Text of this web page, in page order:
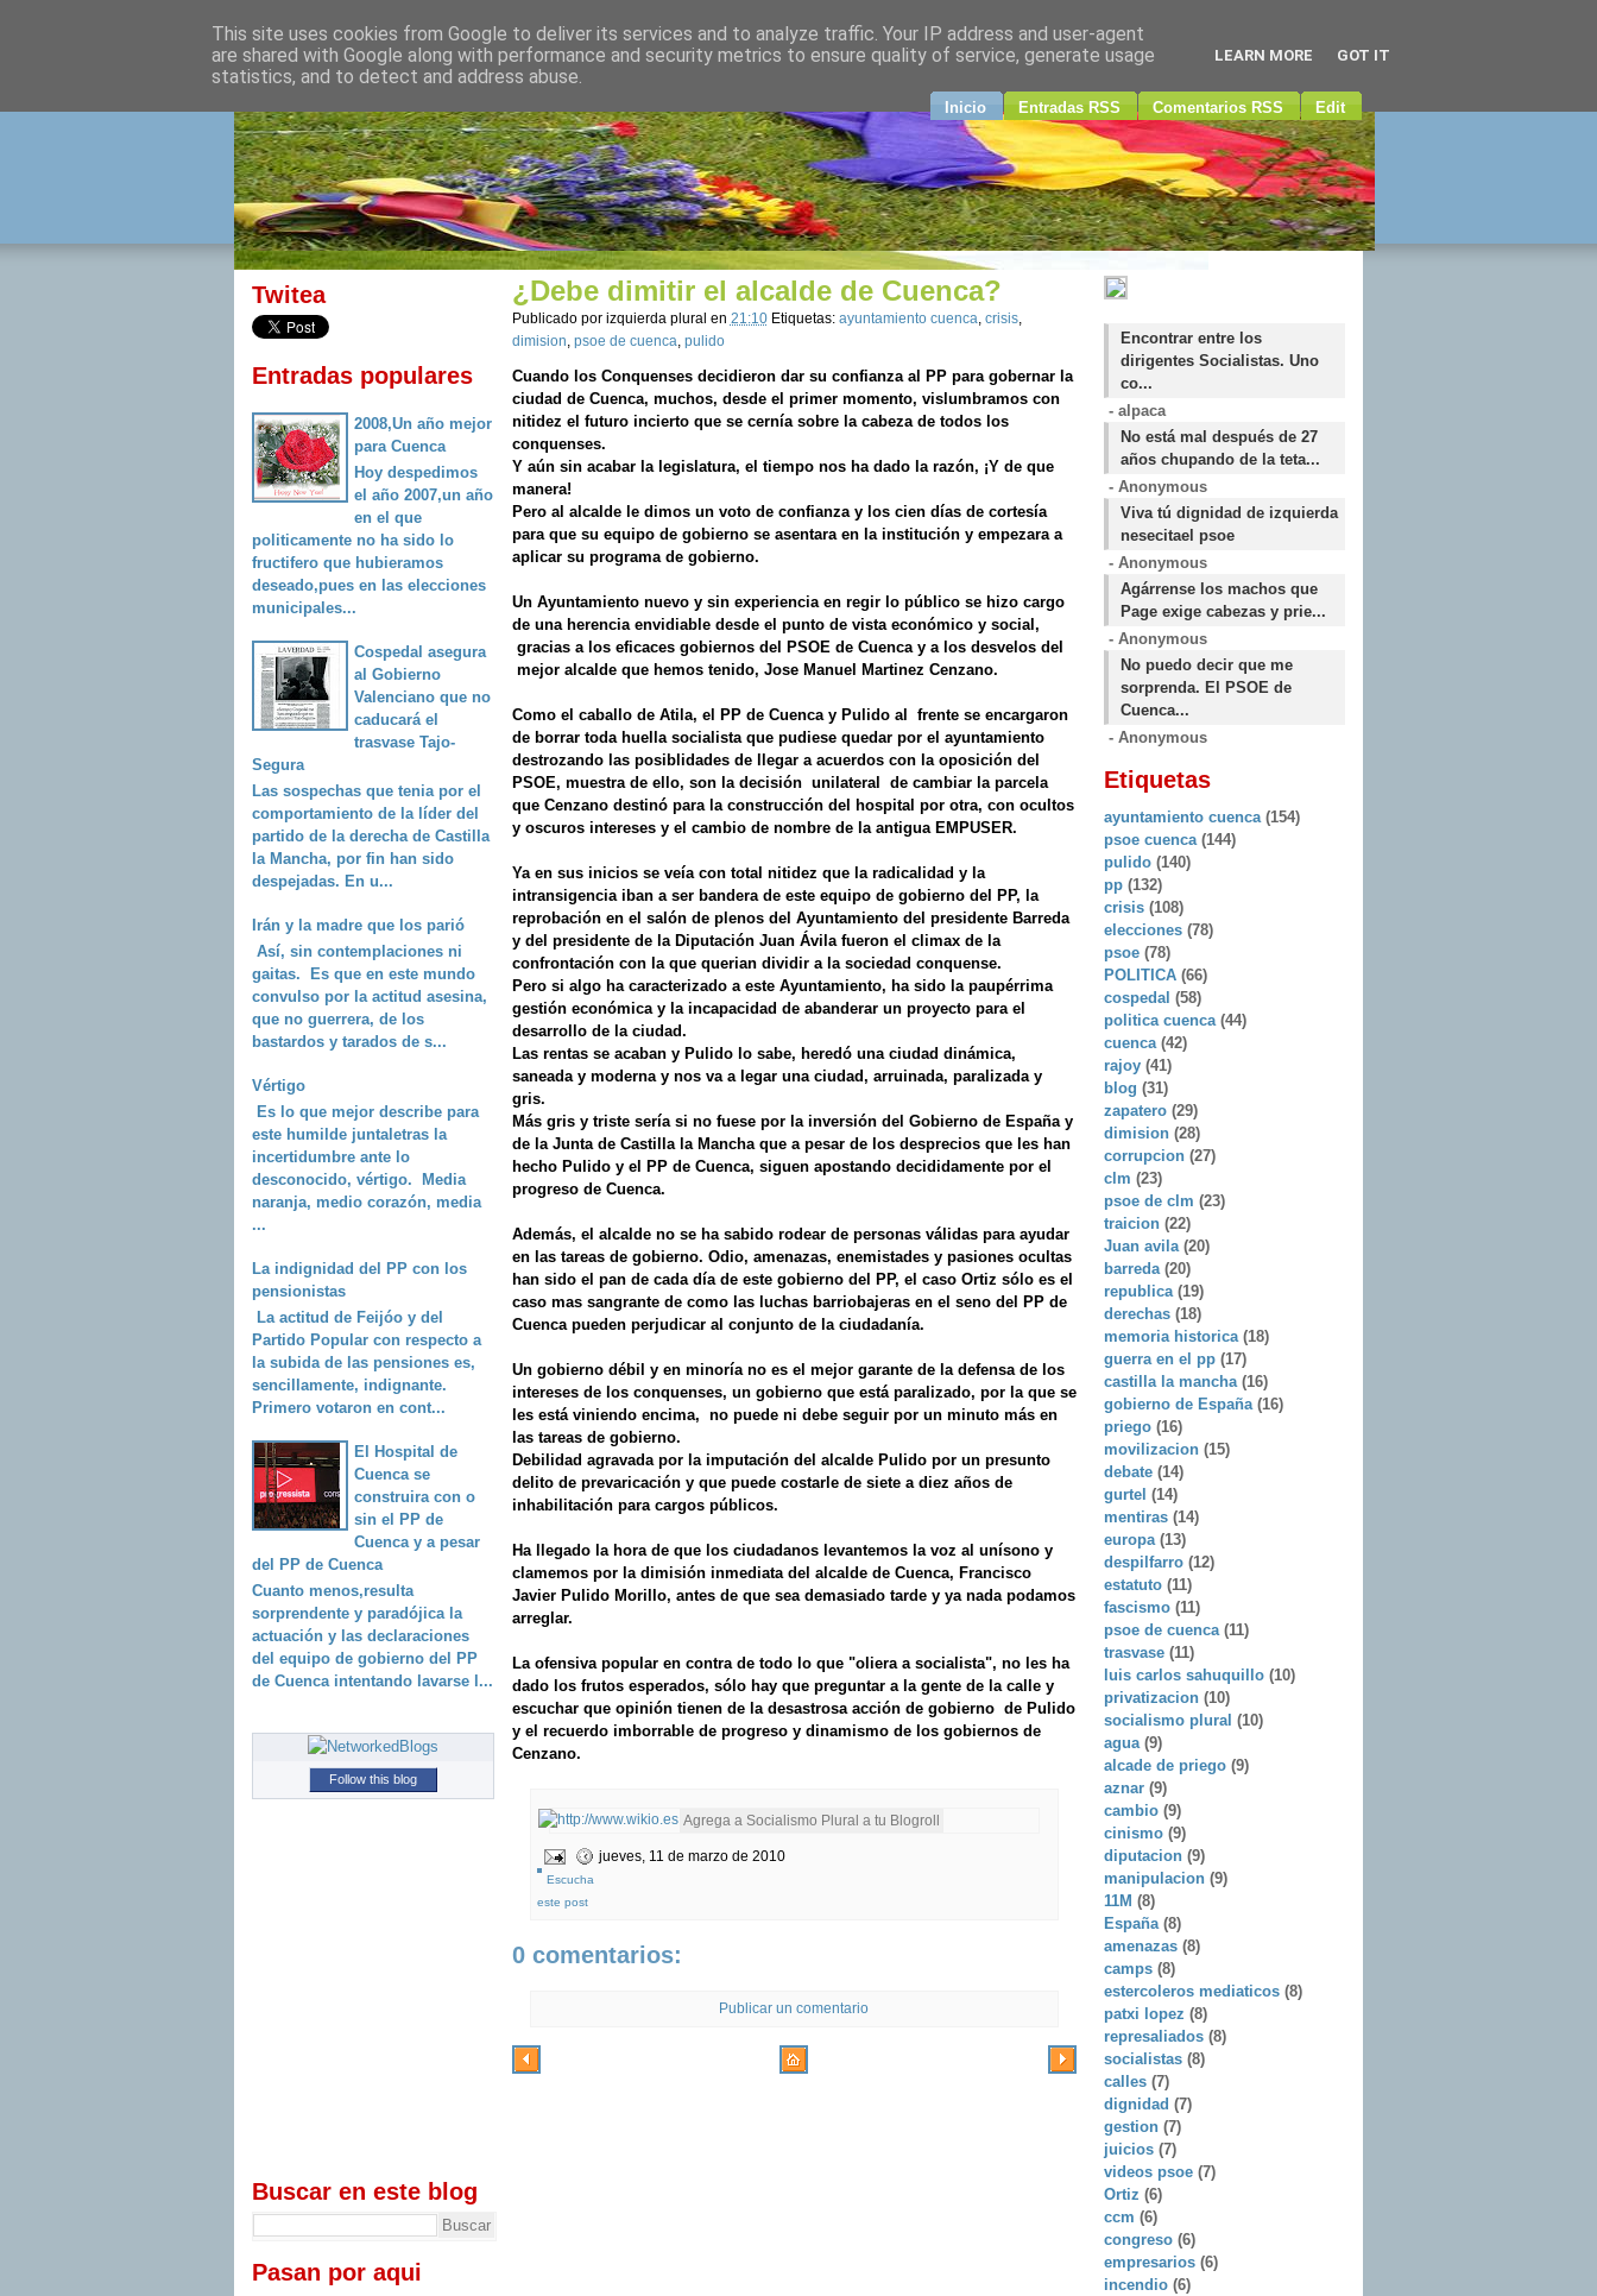
izquierda plural
Inicio Entradas RSS Comentarios RSS Edit
Twitea
Entradas populares
2008,Un año mejor
para Cuenca
Hoy despedimos
el año 2007,un año
en el que
politicamente no ha sido lo
fructifero que hubieramos
deseado,pues en las elecciones
municipales...
Cospedal asegura
al Gobierno
Valenciano que no
caducará el
trasvase Tajo-
Segura
Las sospechas que tenia por el
comportamiento de la líder del
partido de la derecha de Castilla
la Mancha, por fin han sido
despejadas. En u...
Irán y la madre que los parió
Así, sin contemplaciones ni
gaitas. Es que en este mundo
convulso por la actitud asesina,
que no guerrera, de los
bastardos y tarados de s...
Vértigo
Es lo que mejor describe para
este humilde juntaletras la
incertidumbre ante lo
desconocido, vértigo. Media
naranja, medio corazón, media
...
La indignidad del PP con los
pensionistas
La actitud de Feijóo y del
Partido Popular con respecto a
la subida de las pensiones es,
sencillamente, indignante.
Primero votaron en cont...
El Hospital de
Cuenca se
construira con o
sin el PP de
Cuenca y a pesar
del PP de Cuenca
Cuanto menos,resulta
sorprendente y paradójica la
actuación y las declaraciones
del equipo de gobierno del PP
de Cuenca intentando lavarse l...
Follow this blog
Buscar en este blog
Pasan por aqui
¿Debe dimitir el alcalde de Cuenca?
Publicado por izquierda plural en 21:10 Etiquetas: ayuntamiento cuenca, crisis,
dimision, psoe de cuenca, pulido
Cuando los Conquenses decidieron dar su confianza al PP para gobernar la
ciudad de Cuenca, muchos, desde el primer momento, vislumbramos con
nitidez el futuro incierto que se cernía sobre la cabeza de todos los
conquenses.
Y aún sin acabar la legislatura, el tiempo nos ha dado la razón, ¡Y de que
manera!
Pero al alcalde le dimos un voto de confianza y los cien días de cortesía
para que su equipo de gobierno se asentara en la institución y empezara a
aplicar su programa de gobierno.
Un Ayuntamiento nuevo y sin experiencia en regir lo público se hizo cargo
de una herencia envidiable desde el punto de vista económico y social,
gracias a los eficaces gobiernos del PSOE de Cuenca y a los desvelos del
mejor alcalde que hemos tenido, Jose Manuel Martinez Cenzano.
Como el caballo de Atila, el PP de Cuenca y Pulido al frente se encargaron
de borrar toda huella socialista que pudiese quedar por el ayuntamiento
destrozando las posiblidades de llegar a acuerdos con la oposición del
PSOE, muestra de ello, son la decisión unilateral de cambiar la parcela
que Cenzano destinó para la construcción del hospital por otra, con ocultos
y oscuros intereses y el cambio de nombre de la antigua EMPUSER.
Ya en sus inicios se veía con total nitidez que la radicalidad y la
intransigencia iban a ser bandera de este equipo de gobierno del PP, la
reprobación en el salón de plenos del Ayuntamiento del presidente Barreda
y del presidente de la Diputación Juan Ávila fueron el climax de la
confrontación con la que querian dividir a la sociedad conquense.
Pero si algo ha caracterizado a este Ayuntamiento, ha sido la paupérrima
gestión económica y la incapacidad de abanderar un proyecto para el
desarrollo de la ciudad.
Las rentas se acaban y Pulido lo sabe, heredó una ciudad dinámica,
saneada y moderna y nos va a legar una ciudad, arruinada, paralizada y
gris.
Más gris y triste sería si no fuese por la inversión del Gobierno de España y
de la Junta de Castilla la Mancha que a pesar de los desprecios que les han
hecho Pulido y el PP de Cuenca, siguen apostando decididamente por el
progreso de Cuenca.
Además, el alcalde no se ha sabido rodear de personas válidas para ayudar
en las tareas de gobierno. Odio, amenazas, enemistades y pasiones ocultas
han sido el pan de cada día de este gobierno del PP, el caso Ortiz sólo es el
caso mas sangrante de como las luchas barriobajeras en el seno del PP de
Cuenca pueden perjudicar al conjunto de la ciudadanía.
Un gobierno débil y en minoría no es el mejor garante de la defensa de los
intereses de los conquenses, un gobierno que está paralizado, por la que se
les está viniendo encima, no puede ni debe seguir por un minuto más en
las tareas de gobierno.
Debilidad agravada por la imputación del alcalde Pulido por un presunto
delito de prevaricación y que puede costarle de siete a diez años de
inhabilitación para cargos públicos.
Ha llegado la hora de que los ciudadanos levantemos la voz al unísono y
clamemos por la dimisión inmediata del alcalde de Cuenca, Francisco
Javier Pulido Morillo, antes de que sea demasiado tarde y ya nada podamos
arreglar.
La ofensiva popular en contra de todo lo que "oliera a socialista", no les ha
dado los frutos esperados, sólo hay que preguntar a la gente de la calle y
escuchar que opinión tienen de la desastrosa acción de gobierno de Pulido
y el recuerdo imborrable de progreso y dinamismo de los gobiernos de
Cenzano.
jueves, 11 de marzo de 2010
Escucha
este post
0 comentarios:
Publicar un comentario
Encontrar entre los
dirigentes Socialistas. Uno
co...
- alpaca
No está mal después de 27
años chupando de la teta...
- Anonymous
Viva tú dignidad de izquierda
nesecitael psoe
- Anonymous
Agárrense los machos que
Page exige cabezas y prie...
- Anonymous
No puedo decir que me
sorprenda. El PSOE de
Cuenca...
- Anonymous
Etiquetas
ayuntamiento cuenca (154)
psoe cuenca (144)
pulido (140)
pp (132)
crisis (108)
elecciones (78)
psoe (78)
POLITICA (66)
cospedal (58)
politica cuenca (44)
cuenca (42)
rajoy (41)
blog (31)
zapatero (29)
dimision (28)
corrupcion (27)
clm (23)
psoe de clm (23)
traicion (22)
Juan avila (20)
barreda (20)
republica (19)
derechas (18)
memoria historica (18)
guerra en el pp (17)
castilla la mancha (16)
gobierno de España (16)
priego (16)
movilizacion (15)
debate (14)
gurtel (14)
mentiras (14)
europa (13)
despilfarro (12)
estatuto (11)
fascismo (11)
psoe de cuenca (11)
trasvase (11)
luis carlos sahuquillo (10)
privatizacion (10)
socialismo plural (10)
agua (9)
alcade de priego (9)
aznar (9)
cambio (9)
cinismo (9)
diputacion (9)
manipulacion (9)
11M (8)
España (8)
amenazas (8)
camps (8)
estercoleros mediaticos (8)
patxi lopez (8)
represaliados (8)
socialistas (8)
calles (7)
dignidad (7)
gestion (7)
juicios (7)
videos psoe (7)
Ortiz (6)
ccm (6)
congreso (6)
empresarios (6)
incendio (6)
This site uses cookies from Google to deliver its services and to analyze traffic. Your IP address and user-agent
are shared with Google along with performance and security metrics to ensure quality of service, generate usage
statistics, and to detect and address abuse.
LEARN MORE GOT IT